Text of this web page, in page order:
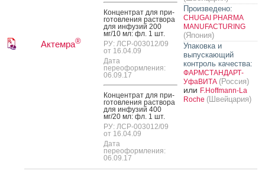
Актемра®
Кон­цен­трат для при­
готов­ле­ния рас­тво­ра
для ин­фу­зий 200
мг/10 мл: фл. 1 шт.
РУ: ЛСР-003012/09
от 16.04.09
Дата
переоформления:
06.09.17
Кон­цен­трат для при­
готов­ле­ния рас­тво­ра
для ин­фу­зий 400
мг/20 мл: фл. 1 шт.
РУ: ЛСР-003012/09
от 16.04.09
Дата
переоформления:
06.09.17
Произведено:
CHUGAI PHARMA
MANUFACTURING
(Япония)
Упаковка и
выпускающий
контроль качества:
ФАРМСТАНДАРТ-
УфаВИТА (Россия)
или F.Hoffmann-La
Roche (Швейцария)